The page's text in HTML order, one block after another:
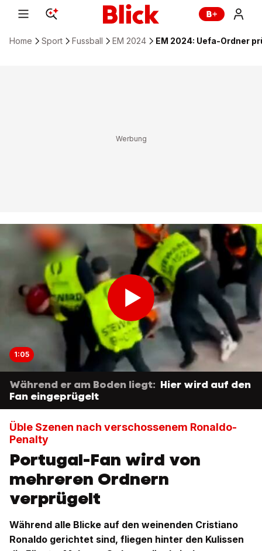
Home Sport Fussball EM 2024 EM 2024: Uefa-Ordner
1:05
Während er am Boden liegt: Hier wird auf den
Fan eingeprügelt
Üble Szenen nach verschossenem Ronaldo-
Penalty
Portugal-Fan wird von
mehreren Ordnern
verprügelt
Während alle Blicke auf den weinenden Cristiano
Ronaldo gerichtet sind, fliegen hinter den Kulissen